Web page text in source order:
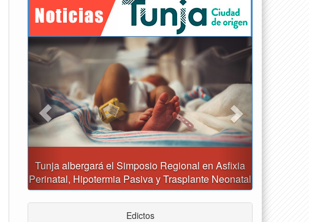
Reporte del tiempo en Boyacá para el sábado
Previous Next
Edictos